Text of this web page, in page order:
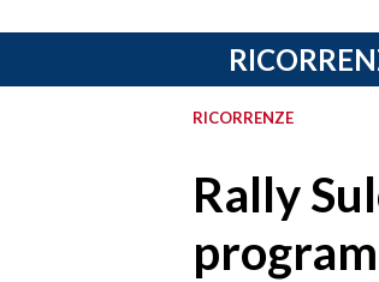
PROVINCIA DI CAGLIARI
RICORRENZE
Rally